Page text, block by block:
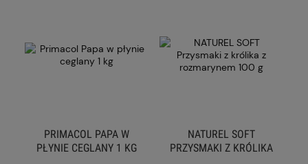
PRIMACOL PAPA W
PŁYNIE CEGLANY 1 KG
NATUREL SOFT
PRZYSMAKI Z KRÓLIKA